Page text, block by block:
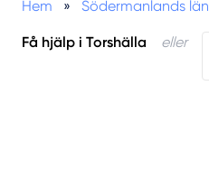
Hem » Södermanlands län
Få hjälp i Torshälla eller